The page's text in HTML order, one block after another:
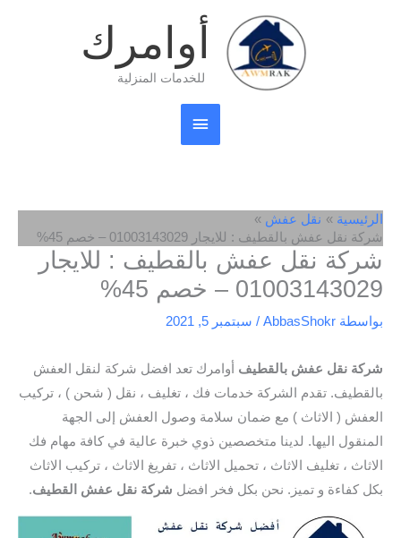
أوامرك
للخدمات المنزلية
القائمة
الرئيسية
الرئيسية
نقل عفش
شركة نقل عفش بالقطيف : للايجار 01003143029 – خصم 45%
شركة نقل عفش بالقطيف : للايجار
01003143029 – خصم 45%
بواسطة AbbasShokr
/ سبتمبر 5, 2021
شركة نقل عفش بالقطيف أوامرك تعد افضل شركة لنقل العفش
بالقطيف. تقدم الشركة خدمات فك ، تغليف ، نقل ( شحن ) ، تركيب
العفش ( الاثاث ) مع ضمان سلامة وصول العفش إلى الجهة
المنقول اليها. لدينا متخصصين ذوي خبرة عالية في كافة مهام فك
الاثاث ، تغليف الاثاث ، تحميل الاثاث ، تفريغ الاثاث ، تركيب الاثاث
بكل كفاءة و تميز. نحن بكل فخر افضل شركة نقل عفش القطيف.